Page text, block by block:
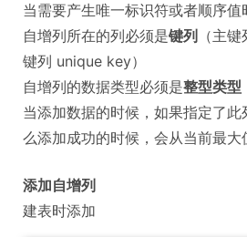
当需要产生唯一标识符或者顺序
自增列所在的列必须是键列
（主
键列 unique key）
自增列的数据类型必须是整型类型
当添加数据的时候，如果指定了
么添加成功的时候，会从当前最大
添加自增列
建表时添加